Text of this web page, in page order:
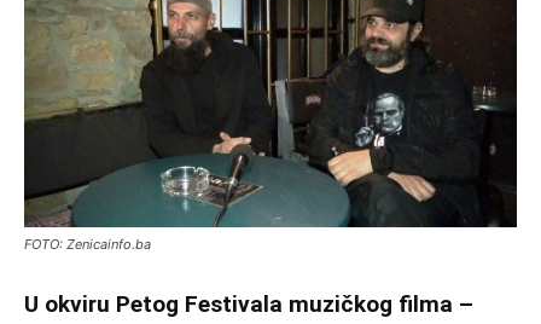
FOTO: Zenicainfo.ba
U okviru Petog Festivala muzičkog filma –